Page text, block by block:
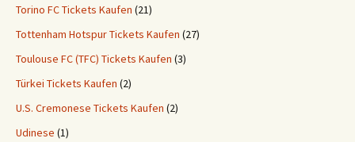
Torino FC Tickets Kaufen (21)
Tottenham Hotspur Tickets Kaufen (27)
Toulouse FC (TFC) Tickets Kaufen (3)
Türkei Tickets Kaufen (2)
U.S. Cremonese Tickets Kaufen (2)
Udinese (1)